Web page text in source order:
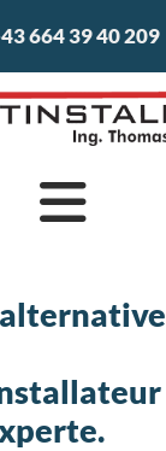
664 39 40 209